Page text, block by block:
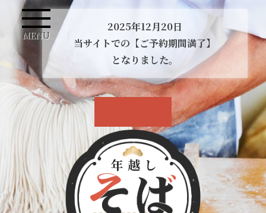
MENU
2025年12月20日
当サイトでの【ご予約期間満了】
となりました。